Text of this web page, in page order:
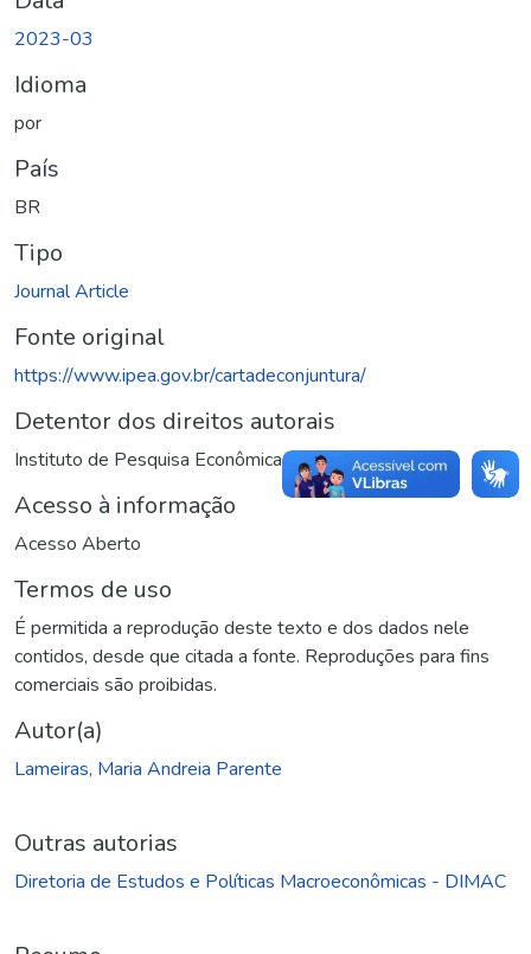
2023-03
Idioma
por
País
BR
Tipo
Journal Article
Fonte original
https://www.ipea.gov.br/cartadeconjuntura/
Detentor dos direitos autorais
Instituto de Pesquisa Econômica Aplicada (Ipea)
Acesso à informação
Acesso Aberto
Termos de uso
É permitida a reprodução deste texto e dos dados nele
contidos, desde que citada a fonte. Reproduções para fins
comerciais são proibidas.
Autor(a)
Lameiras, Maria Andreia Parente
Outras autorias
Diretoria de Estudos e Políticas Macroeconômicas - DIMAC